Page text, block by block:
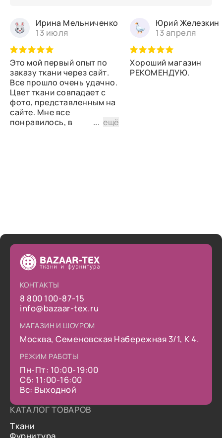
Ирина Мельниченко
13 июля
Это мой первый опыт по
заказу ткани через сайт.
Все прошло очень удачно.
Цвет ткани совпадает с
фото, представленным на
сайте. Мне все
понравилось, в
...ещё
Юрий Железкин
13 апреля
Хороший магазин
РЕКОМЕНДУЮ.
КОНТАКТЫ
8 800 100-87-15
info@bazaar-tex.ru
МАГАЗИН И ШОУРОМ
Москва, Семеновская Набережная 3/1, К 4.
РЕЖИМ РАБОТЫ
Пн-Пт: 10:00-19:00
Сб: 11:00-16:00
Вс: Выходной
КАТАЛОГ ТОВАРОВ
Ткани